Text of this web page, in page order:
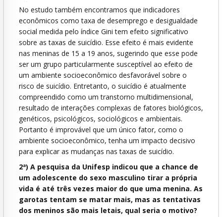
No estudo também encontramos que indicadores
econômicos como taxa de desemprego e desigualdade
social medida pelo índice Gini tem efeito significativo
sobre as taxas de suicídio. Esse efeito é mais evidente
nas meninas de 15 a 19 anos, sugerindo que esse pode
ser um grupo particularmente susceptível ao efeito de
um ambiente socioeconômico desfavorável sobre o
risco de suicídio. Entretanto, o suicídio é atualmente
compreendido como um transtorno multidimensional,
resultado de interações complexas de fatores biológicos,
genéticos, psicológicos, sociológicos e ambientais.
Portanto é improvável que um único fator, como o
ambiente socioeconômico, tenha um impacto decisivo
para explicar as mudanças nas taxas de suicídio.
2ª) A pesquisa da Unifesp indicou que a chance de
um adolescente do sexo masculino tirar a própria
vida é até três vezes maior do que uma menina. As
garotas tentam se matar mais, mas as tentativas
dos meninos são mais letais, qual seria o motivo?